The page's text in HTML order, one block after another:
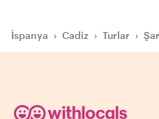
İspanya › Cadiz › Turlar ›